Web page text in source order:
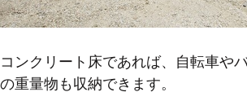
コンクリート床であれば、自転車や
の重量物も収納できます。